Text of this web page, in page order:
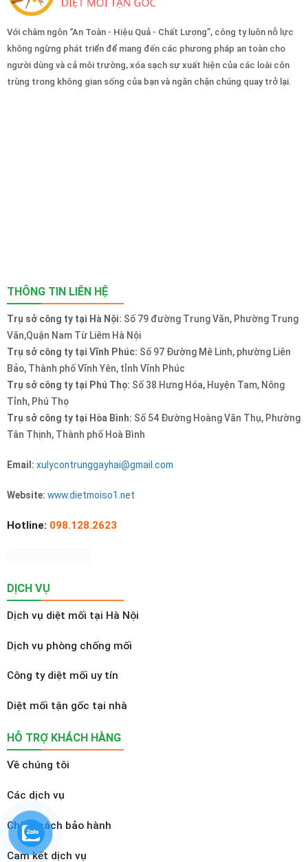
Với châm ngôn “An Toàn - Hiệu Quả - Chất Lượng”, công ty luôn nỗ lực
không ngừng phát triển để mang đến các phương pháp an toàn cho
người dùng và cả môi trường, xóa sạch sự xuất hiện của các loài côn
trùng trong không gian sống của bạn và ngăn chặn chúng quay trở lại.
THÔNG TIN LIÊN HỆ
Trụ sở công ty tại Hà Nội: Số 79 đường Trung Văn, Phường Trung
Văn,Quận Nam Từ Liêm Hà Nội
Trụ sở công ty tại Vĩnh Phúc: Số 97 Đường Mê Linh, phường Liên
Bảo, Thành phố Vĩnh Yên, tỉnh Vĩnh Phúc
Trụ sở công ty tại Phú Thọ: Số 38 Hưng Hóa, Huyện Tam, Nông
Tỉnh, Phú Thọ
Trụ sở công ty tại Hòa Bình: Số 54 Đường Hoàng Văn Thụ, Phường
Tân Thịnh, Thành phố Hoà Bình
Email: xulycontrunggayhai@gmail.com
Website: www.dietmoiso1.net
Hotline: 098.128.2623
DỊCH VỤ
Dịch vụ diệt mối tại Hà Nội
Dịch vụ phòng chống mối
Công ty diệt mối uy tín
Diệt mối tận gốc tại nhà
HỖ TRỢ KHÁCH HÀNG
Về chúng tôi
Các dịch vụ
Chính sách bảo hành
Cam kết dịch vụ